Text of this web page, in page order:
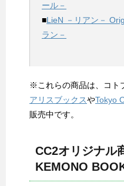
ール－
■LieN －リアン－
ラン－
※これらの商品は、コト
アリスブックスやTokyo
販売中です。
CC2オリジナル
KEMONO